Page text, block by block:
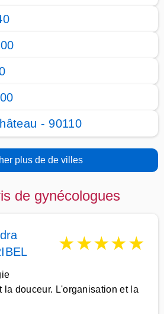
- 90110
plus de de villes
de gynécologues
★★★★★
la douceur. L'organisation et la